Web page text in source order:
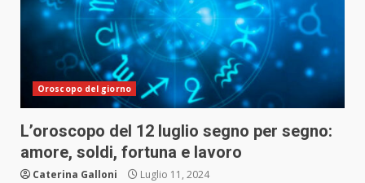
Oroscopo del giorno
L’oroscopo del 12 luglio segno per segno:
amore, soldi, fortuna e lavoro
Caterina Galloni Luglio 11, 2024